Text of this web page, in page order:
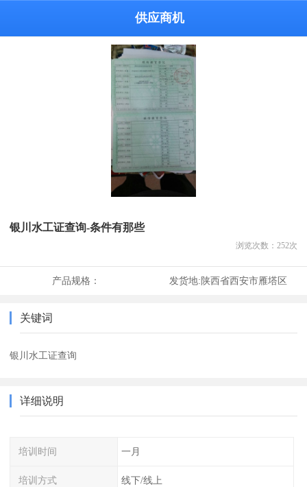
供应商机
银川水工证查询-条件有那些
浏览次数： 252次
产品规格： 发货地:陕西省西安市雁塔区
关键词
银川水工证查询
详细说明
培训时间 一月
培训方式 线下/线上